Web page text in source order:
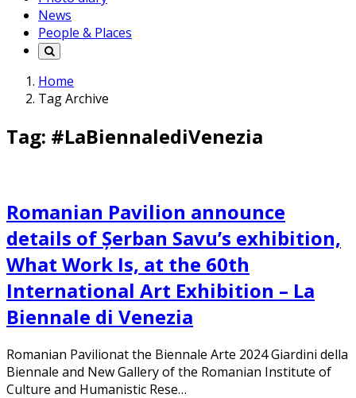
News
People & Places
Home
Tag Archive
Tag: #LaBiennalediVenezia
Romanian Pavilion announce
details of Șerban Savu’s exhibition,
What Work Is, at the 60th
International Art Exhibition – La
Biennale di Venezia
Romanian Pavilionat the Biennale Arte 2024 Giardini della
Biennale and New Gallery of the Romanian Institute of
Culture and Humanistic Rese…